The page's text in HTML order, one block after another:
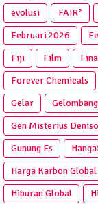
evolusi
FAIR²
Februari 2026
Fiji
Film
Forever Chemicals
Gelar
Gelombang
Gen Misterius
Gunung Es
Harga Karbon Global
Hiburan Global